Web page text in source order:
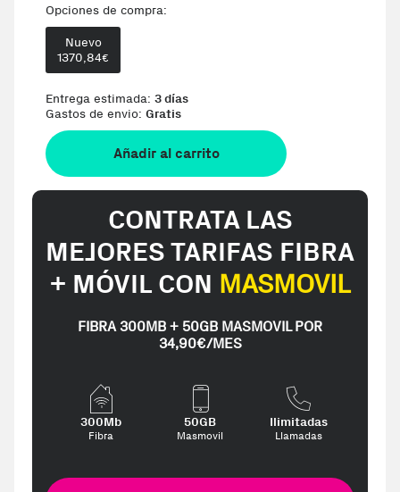
Opciones de compra:
Nuevo
1370,84€
Entrega estimada: 3 días
Gastos de envio: Gratis
Añadir al carrito
CONTRATA LAS
MEJORES TARIFAS FIBRA
+ MÓVIL CON MASMOVIL
FIBRA 300MB + 50GB MASMOVIL POR
34,90€/MES
300Mb
Fibra
50GB
Masmovil
Ilimitadas
Llamadas